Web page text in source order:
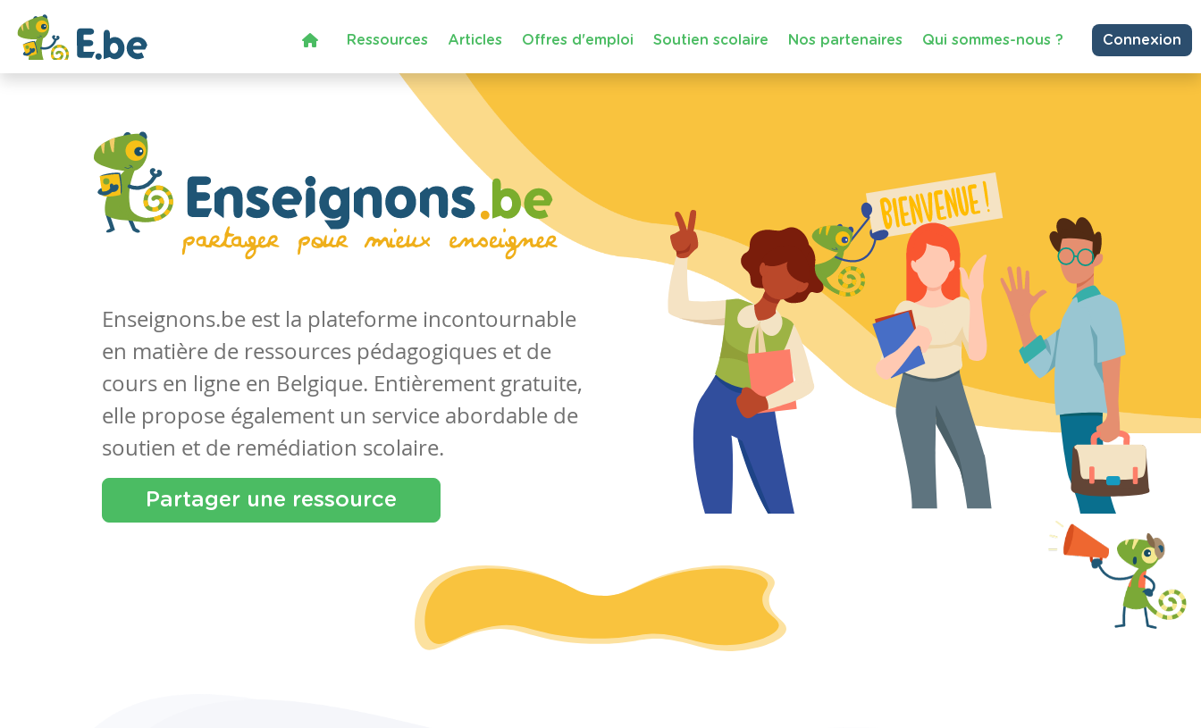
Ressources Articles Offres d'emploi Soutien scolaire Nos partenaires Qui sommes-nous ? Connexion
Enseignons.be est la plateforme incontournable
en matière de ressources pédagogiques et de
cours en ligne en Belgique. Entièrement gratuite,
elle propose également un service abordable de
soutien et de remédiation scolaire.
Partager une ressource